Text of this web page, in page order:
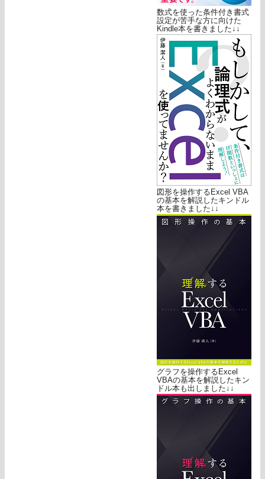
数式を使った条件付き書式
設定が苦手な方に向けた
Kindle本を書きました↓↓
図形を操作するExcel VBA
の基本を解説したキンドル
本を書きました↓↓
グラフを操作するExcel
VBAの基本を解説したキン
ドル本も出しました↓↓